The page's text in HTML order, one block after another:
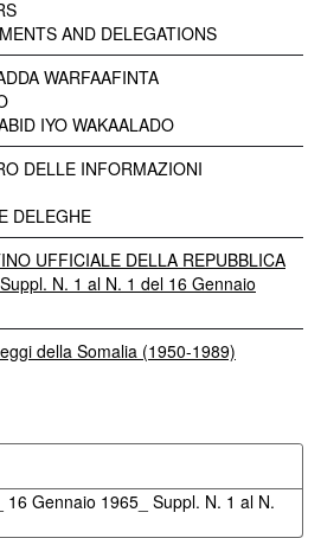
AND DELEGATIONS
WARFAAFINTA
IYO WAKAALADO
DELLE INFORMAZIONI
DELEGHE
UFFICIALE DELLA REPUBBLICA
N. 1 al N. 1 del 16 Gennaio
della Somalia (1950-1989)
16 Gennaio 1965_ Suppl. N. 1 al N.